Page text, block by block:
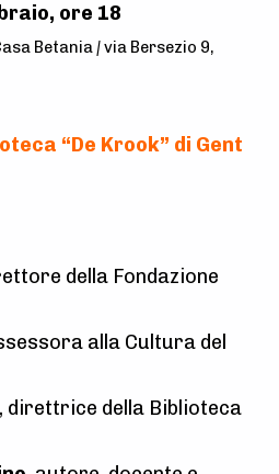
ore 18
Betania|via Bersezio 9,
“De Krook” di Gent
della Fondazione
alla Cultura del
, direttrice della Biblioteca